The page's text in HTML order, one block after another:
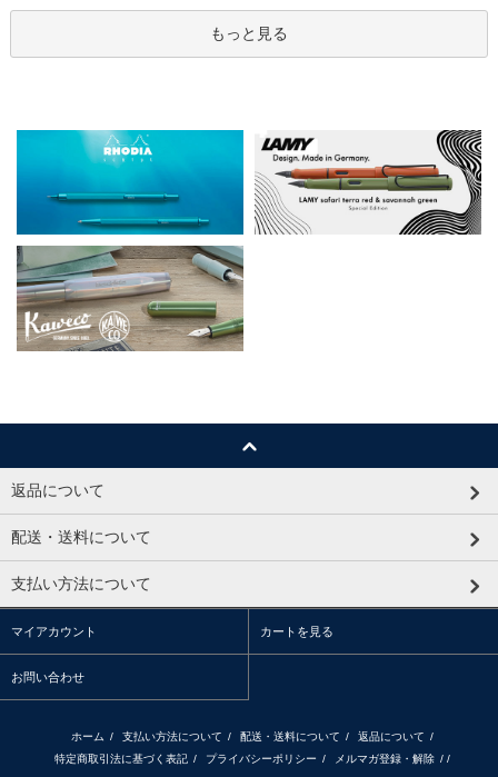
もっと見る
返品について
配送・送料について
支払い方法について
マイアカウント カートを見る
お問い合わせ
ホーム / 支払い方法について / 配送・送料について / 返品について /
特定商取引法に基づく表記 / プライバシーポリシー / メルマガ登録・解除 / /